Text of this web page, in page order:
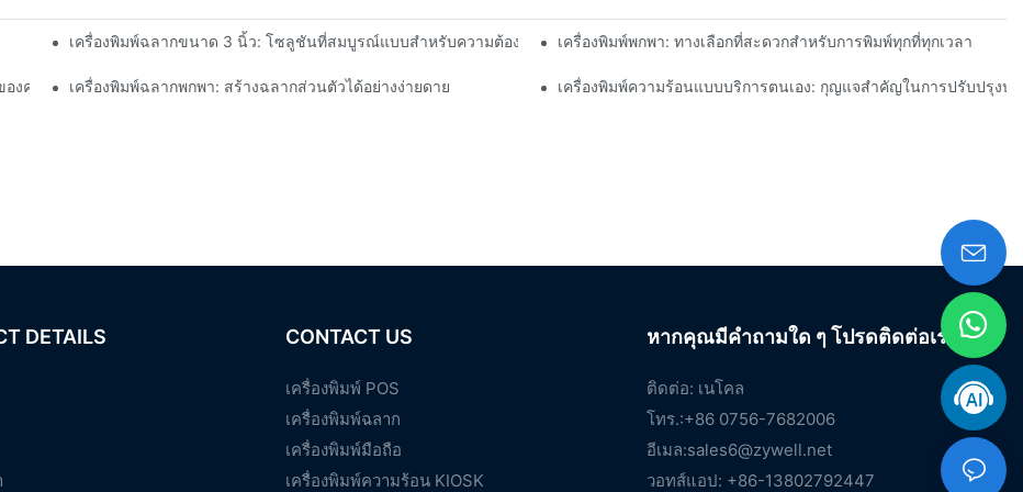
ณต้องรู้ในปี 2025เครื่องพิมพ์ฉลากขนาด 3 นิ้ว: โซลูชันที่สมบูรณ์แบบสำหรับความต้องการฉลากขนาดเล็กเครื่องพิมพ์พกพา: ทางเลือกที่สะดวกสำหรับการพิมพ์ทุกที่ทุกเวลา
งคุณ เครื่องพิมพ์ฉลากพกพา: สร้างฉลากส่วนตัวได้อย่างง่ายดาย เครื่องพิมพ์ความร้อนแบบบริการตนเอง: กุญแจสำคัญในการปรับปรุงป
DETAILS CONTACT US
เครื่องพิมพ์ POS
เครื่องพิมพ์ฉลาก
เครื่องพิมพ์มือถือ
เครื่องพิมพ์ความร้อน KIOSK
หากคุณมีคำถามใด ๆ โปรดติดต่อเรา
ติดต่อ: เนโคล
โทร.:+86 0756-7682006
อีเมล:sales6@zywell.net
วอทส์แอป: +86-13802792447